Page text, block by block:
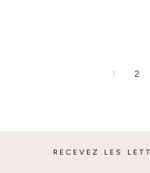
1 2
RECEVEZ LES